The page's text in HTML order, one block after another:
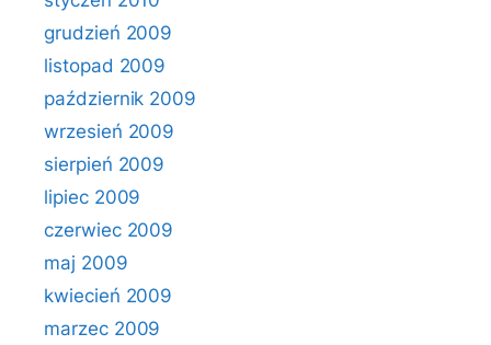
grudzień 2009
listopad 2009
październik 2009
wrzesień 2009
sierpień 2009
lipiec 2009
czerwiec 2009
maj 2009
kwiecień 2009
marzec 2009